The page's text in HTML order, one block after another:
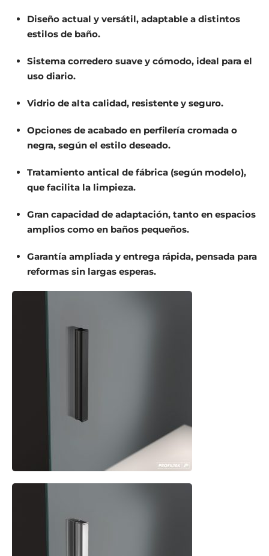
Diseño actual y versátil, adaptable a distintos
estilos de baño.
Sistema corredero suave y cómodo, ideal para el
uso diario.
Vidrio de alta calidad, resistente y seguro.
Opciones de acabado en perfilería cromada o
negra, según el estilo deseado.
Tratamiento antical de fábrica (según modelo),
que facilita la limpieza.
Gran capacidad de adaptación, tanto en espacios
amplios como en baños pequeños.
Garantía ampliada y entrega rápida, pensada para
reformas sin largas esperas.